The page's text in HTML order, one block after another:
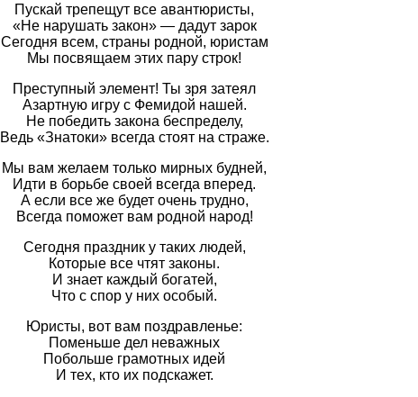
Пускай трепещут все авантюристы,
«Не нарушать закон» — дадут зарок
Сегодня всем, страны родной, юристам
Мы посвящаем этих пару строк!
Преступный элемент! Ты зря затеял
Азартную игру с Фемидой нашей.
Не победить закона беспределу,
Ведь «Знатоки» всегда стоят на страже.
Мы вам желаем только мирных будней,
Идти в борьбе своей всегда вперед.
А если все же будет очень трудно,
Всегда поможет вам родной народ!
Сегодня праздник у таких людей,
Которые все чтят законы.
И знает каждый богатей,
Что с спор у них особый.
Юристы, вот вам поздравленье:
Поменьше дел неважных
Побольше грамотных идей
И тех, кто их подскажет.